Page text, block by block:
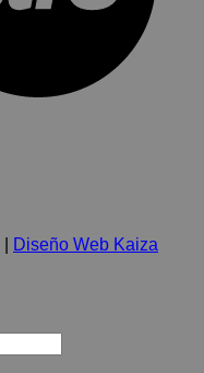
Diseño Web Kaiza